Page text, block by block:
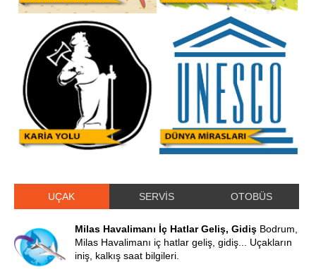
UÇAK SERVİS OTOBÜS
Milas Havalimanı İç Hatlar Geliş, Gidiş Bodrum,
Milas Havalimanı iç hatlar geliş, gidiş... Uçakların
iniş, kalkış saat bilgileri.